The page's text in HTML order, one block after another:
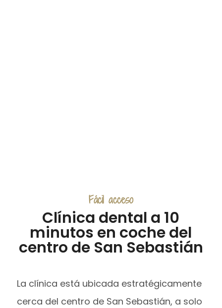
Fácil acceso
Clínica dental a 10
minutos en coche del
centro de San Sebastián
La clínica está ubicada estratégicamente
cerca del centro de San Sebastián, a solo